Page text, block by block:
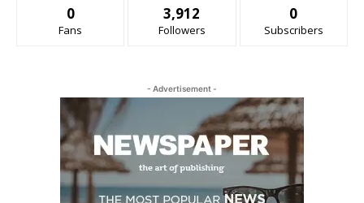
0
Fans
3,912
Followers
0
Subscribers
- Advertisement -